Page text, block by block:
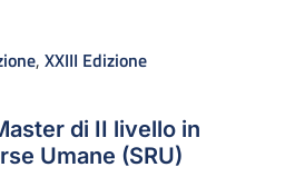
, XXIII Edizione
di II livello in
Umane (SRU)